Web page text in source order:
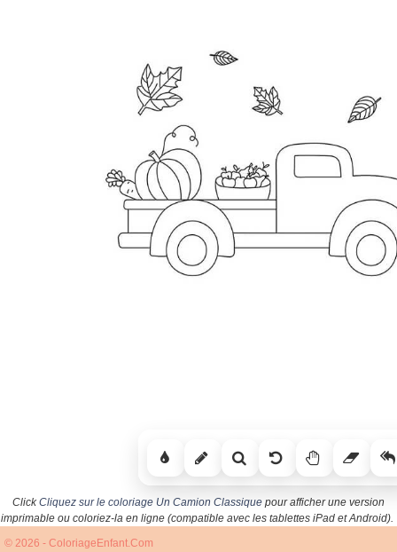
ClickCliquez sur le coloriage Un Camion Classique pour afficher une version
imprimable ou coloriez-la en ligne (compatible avec les tablettes iPad et Android).
© 2026 - ColoriageEnfant.Com